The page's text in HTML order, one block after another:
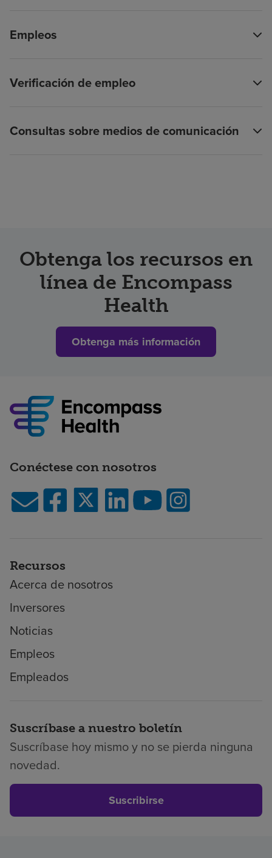
Empleos
Verificación de empleo
Consultas sobre medios de comunicación
Obtenga los recursos en
línea de Encompass
Health
Obtenga más información
Conéctese con nosotros
Recursos
Acerca de nosotros
Inversores
Noticias
Empleos
Empleados
Suscríbase a nuestro boletín
Suscríbase hoy mismo y no se pierda ninguna
novedad.
Suscribirse